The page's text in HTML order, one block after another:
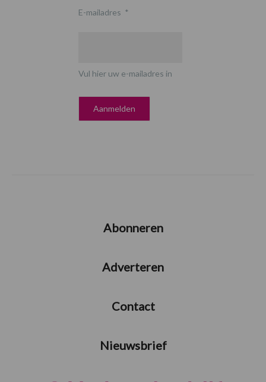
E-mailadres *
Vul hier uw e-mailadres in
Abonneren
Adverteren
Contact
Nieuwsbrief